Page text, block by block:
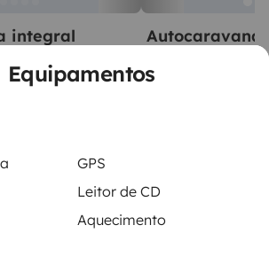
Equipamentos
GPS
Leitor de CD
Aquecimento
integral
A partir de
Autocaravana
6 viajantes